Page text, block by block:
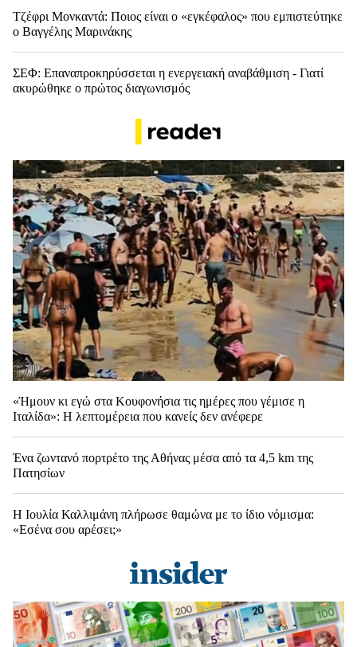
Τζέφρι Μονκαντά: Ποιος είναι ο «εγκέφαλος» που εμπιστεύτηκε
ο Βαγγέλης Μαρινάκης
ΣΕΦ: Επαναπροκηρύσσεται η ενεργειακή αναβάθμιση - Γιατί
ακυρώθηκε ο πρώτος διαγωνισμός
«Ήμουν κι εγώ στα Κουφονήσια τις ημέρες που γέμισε η
Ιταλίδα»: Η λεπτομέρεια που κανείς δεν ανέφερε
Ένα ζωντανό πορτρέτο της Αθήνας μέσα από τα 4,5 km της
Πατησίων
Η Ιουλία Καλλιμάνη πλήρωσε θαμώνα με το ίδιο νόμισμα:
«Εσένα σου αρέσει;»